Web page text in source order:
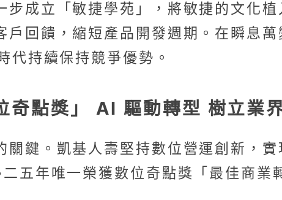
步成立「敏捷學苑」，將敏捷的文化
戶回饋，縮短產品開發週期。在瞬息
代持續保持競爭優勢。
奇點獎」 AI 驅動轉型 樹立業
關鍵。凱基人壽堅持數位營運創新，
五年唯一榮獲數位奇點獎「最佳商